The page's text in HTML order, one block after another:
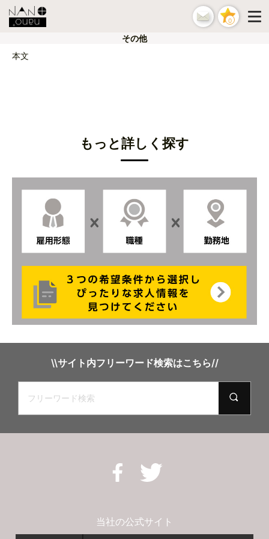
0
その他
本文
もっと詳しく探す
\\サイト内フリーワード検索はこちら//
当社の公式サイト